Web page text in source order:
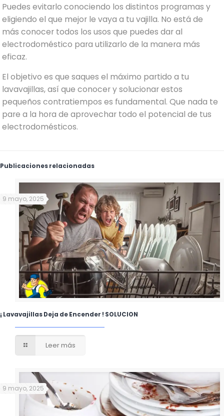
Puedes evitarlo conociendo los distintos programas y
eligiendo el que mejor le vaya a tu vajilla. No está de
más conocer todos los usos que puedes dar al
electrodoméstico para utilizarlo de la manera más
eficaz.
El objetivo es que saques el máximo partido a tu
lavavajillas, así que conocer y solucionar estos
pequeños contratiempos es fundamental. Que nada te
pare a la hora de aprovechar todo el potencial de tus
electrodomésticos.
Publicaciones relacionadas
9 mayo, 2025
¡ Lavavajillas Deja de Encender ! SOLUCION
Leer más
9 mayo, 2025